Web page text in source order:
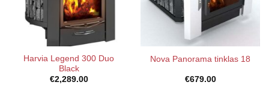
Harvia Legend 300 Duo
Black
€2,289.00
Nova Panorama tinklas 18
€679.00